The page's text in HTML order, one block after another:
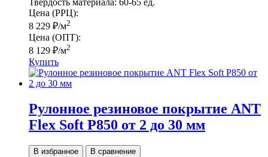
Цена (РРЦ):
8 229 ₽/м2
Цена (ОПТ):
8 129 ₽/м2
Купить
Рулонное резиновое покрытие ANT
Flex Soft P850 от 2 до 30 мм
В избранное В сравнение